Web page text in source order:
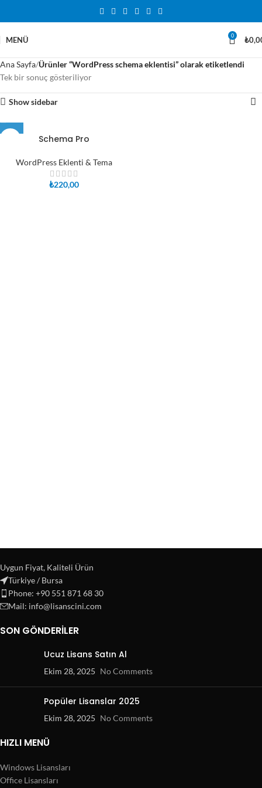
MENÜ 0 ₺
Ana Sayfa Ürünler “WordPress schema eklentisi” olarak etiketlendi
Tek bir sonuç gösteriliyor
Show sidebar
Schema Pro
WordPress Eklenti & Tema
₺220,00
Uygun Fiyat, Kaliteli Ürün
Türkiye / Bursa
Phone: +90 551 871 68 30
Mail: info@lisanscini.com
SON GÖNDERILER
Ucuz Lisans Satın Al
Ekim 28, 2025 No Comments
Popüler Lisanslar 2025
Ekim 28, 2025 No Comments
HIZLI MENÜ
Windows Lisansları
Office Lisansları